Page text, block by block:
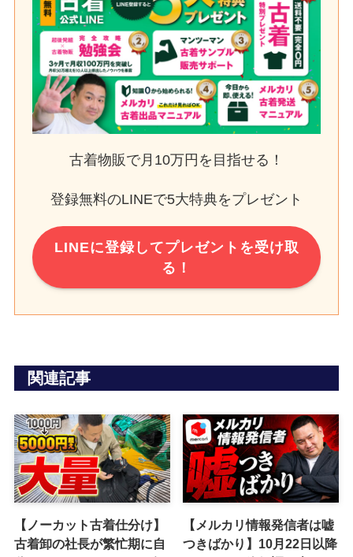
古着物販で月10万円を目指せる！
登録無料のLINEで5大特典をプレゼント
LINEに登録してプレゼントを受け取
る！
関連記事
【ノーカット古着仕分け】
古着卸の社長が繁忙期に自
【メルカリ情報発信者は嘘
つきばかり】10月22日以降